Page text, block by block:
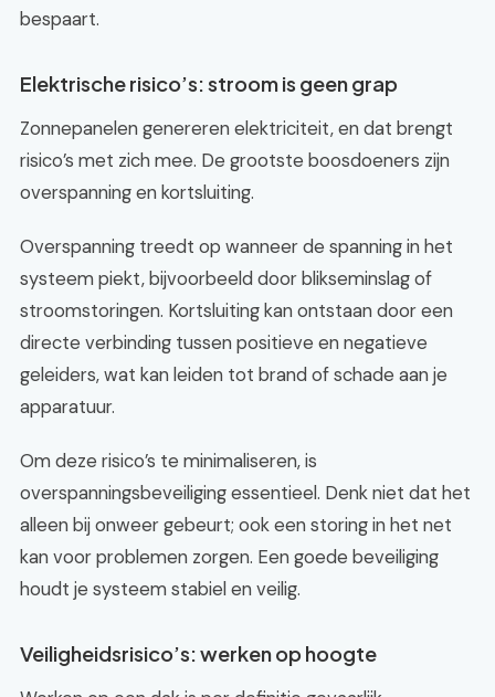
bespaart.
Elektrische risico’s: stroom is geen grap
Zonnepanelen genereren elektriciteit, en dat brengt
risico’s met zich mee. De grootste boosdoeners zijn
overspanning en kortsluiting.
Overspanning treedt op wanneer de spanning in het
systeem piekt, bijvoorbeeld door blikseminslag of
stroomstoringen. Kortsluiting kan ontstaan door een
directe verbinding tussen positieve en negatieve
geleiders, wat kan leiden tot brand of schade aan je
apparatuur.
Om deze risico’s te minimaliseren, is
overspanningsbeveiliging essentieel. Denk niet dat het
alleen bij onweer gebeurt; ook een storing in het net
kan voor problemen zorgen. Een goede beveiliging
houdt je systeem stabiel en veilig.
Veiligheidsrisico’s: werken op hoogte